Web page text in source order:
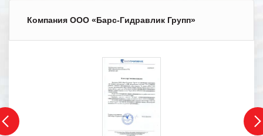
Компания ООО «Барс-Гидравлик Групп»